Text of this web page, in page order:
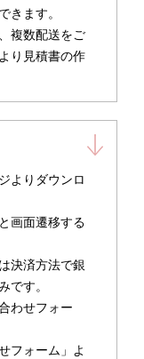
きます。
複数配送をご
り見積書の作
よりダウンロ
画面遷移する
決済方法で銀
です。
わせフォー
フォーム」よ